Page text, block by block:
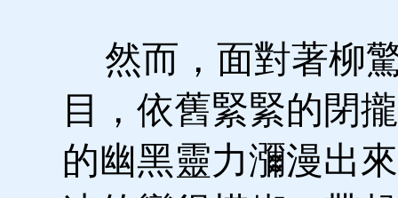
然而，面對著柳
目，依舊緊緊的閉
的幽黑靈力瀰漫出